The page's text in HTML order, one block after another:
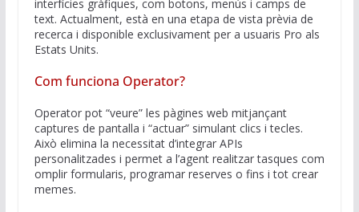
interfícies gràfiques, com botons, menús i camps de
text. Actualment, està en una etapa de vista prèvia de
recerca i disponible exclusivament per a usuaris Pro als
Estats Units.
Com funciona Operator?
Operator pot “veure” les pàgines web mitjançant
captures de pantalla i “actuar” simulant clics i tecles.
Això elimina la necessitat d’integrar APIs
personalitzades i permet a l’agent realitzar tasques com
omplir formularis, programar reserves o fins i tot crear
memes.